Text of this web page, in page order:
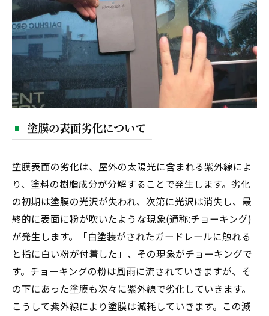
塗膜の表面劣化について
塗膜表面の劣化は、屋外の太陽光に含まれる紫外線によ
り、塗料の樹脂成分が分解することで発生します。劣化
の初期は塗膜の光沢が失われ、次第に光沢は消失し、最
終的に表面に粉が吹いたような現象(通称:チョーキング)
が発生します。「白塗装がされたガードレールに触れる
と指に白い粉が付着した」、その現象がチョーキングで
す。チョーキングの粉は風雨に流されていきますが、そ
の下にあった塗膜も次々に紫外線で劣化していきます。
こうして紫外線により塗膜は減耗していきます。この減